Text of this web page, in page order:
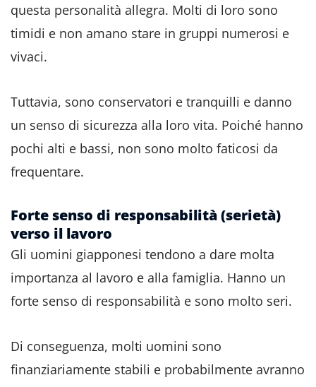
questa personalità allegra. Molti di loro sono
timidi e non amano stare in gruppi numerosi e
vivaci.
Tuttavia, sono conservatori e tranquilli e danno
un senso di sicurezza alla loro vita. Poiché hanno
pochi alti e bassi, non sono molto faticosi da
frequentare.
Forte senso di responsabilità (serietà)
verso il lavoro
Gli uomini giapponesi tendono a dare molta
importanza al lavoro e alla famiglia. Hanno un
forte senso di responsabilità e sono molto seri.
Di conseguenza, molti uomini sono
finanziariamente stabili e probabilmente avranno